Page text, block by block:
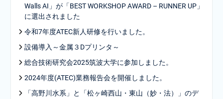
Walls AI」が「BEST WORKSHOP AWARD – RUNNER UP」
に選出されました
令和7年度ATEC新人研修を行いました。
設備導入～金属３Dプリンタ～
総合技術研究会2025筑波大学に参加しました。
2024年度(ATEC)業務報告会を開催しました。
「高野川水系」と「松ヶ崎西山・東山（妙・法）」のデ